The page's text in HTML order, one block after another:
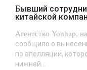
Бывший сотрудник SK hynix, передавший
китайской
Агентство Yonhap,
сообщило о
по апелляции,
нижней...